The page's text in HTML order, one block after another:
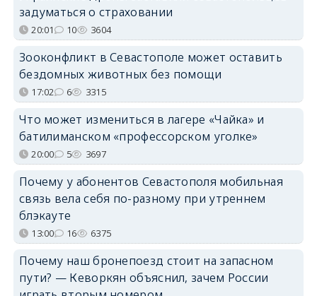
задуматься о страховании
20:01 10 3604
Зооконфликт в Севастополе может оставить
бездомных животных без помощи
17:02 6 3315
Что может измениться в лагере «Чайка» и
батилиманском «профессорском уголке»
20:00 5 3697
Почему у абонентов Севастополя мобильная
связь вела себя по-разному при утреннем
блэкауте
13:00 16 6375
Почему наш бронепоезд стоит на запасном
пути? — Кеворкян объяснил, зачем России